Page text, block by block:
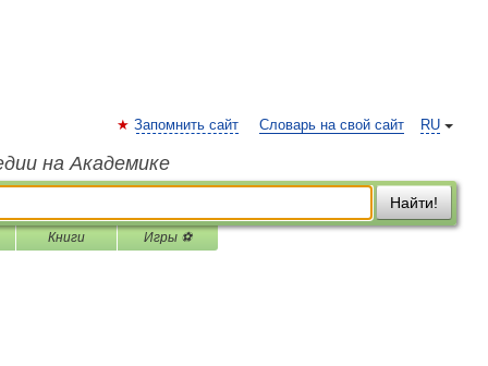
RU
Запомнить сайт Словарь на свой сайт
на Академике
Найти!
Книги Игры ⚽